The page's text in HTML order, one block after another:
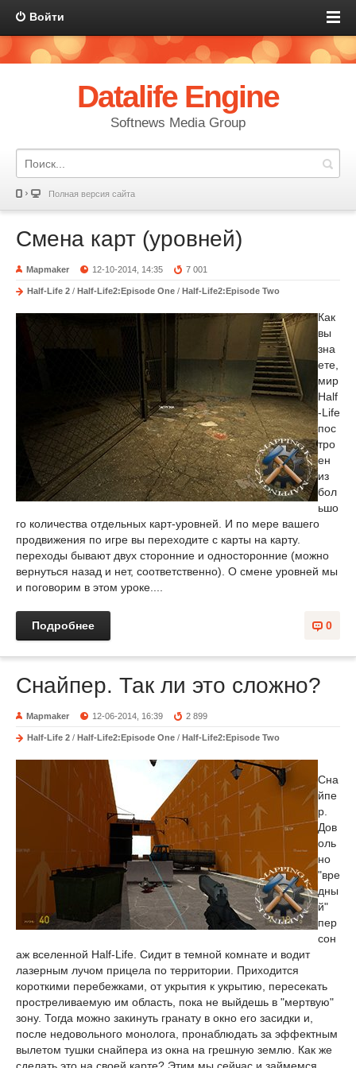
Войти
Datalife Engine
Softnews Media Group
Полная версия сайта
Смена карт (уровней)
Mapmaker 12-10-2014, 14:35 7 001
Half-Life 2 / Half-Life2:Episode One / Half-Life2:Episode Two
Как
вы
зна
ете,
мир
Half
-Life
пос
тро
ен
из
бол
ьшо
го количества отдельных карт-уровней. И по мере вашего
продвижения по игре вы переходите с карты на карту.
переходы бывают двух сторонние и односторонние (можно
вернуться назад и нет, соответственно). О смене уровней мы
и поговорим в этом уроке....
0
Подробнее
Снайпер. Так ли это сложно?
Mapmaker 12-06-2014, 16:39 2 899
Half-Life 2 / Half-Life2:Episode One / Half-Life2:Episode Two
Сна
йпе
р.
Дов
оль
но
"вре
дны
й"
пер
сон
аж вселенной Half-Life. Сидит в темной комнате и водит
лазерным лучом прицела по территории. Приходится
короткими перебежками, от укрытия к укрытию, пересекать
простреливаемую им область, пока не выйдешь в "мертвую"
зону. Тогда можно закинуть гранату в окно его засидки и,
после недовольного монолога, пронаблюдать за эффектным
вылетом тушки снайпера из окна на грешную землю. Как же